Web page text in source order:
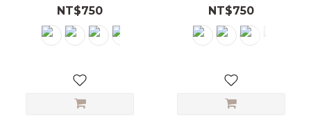
衣
NT$750 NT$750